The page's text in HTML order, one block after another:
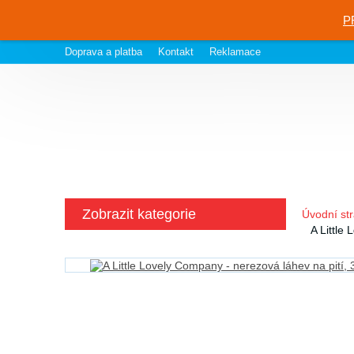
Doprava a platba Kontakt Reklamace
Zobrazit kategorie Úvodní
A Little